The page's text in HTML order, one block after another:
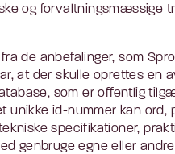
og forvaltningsmæssige
fra de anbefalinger, som
at der skulle oprettes en
som er offentlig
unikke id-nummer kan
specifikationer,
genbruge egne eller